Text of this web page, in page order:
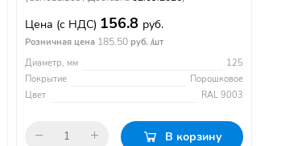
Цена (с НДС) 156.8 руб.
Розничная цена 185.50руб. /шт
Диаметр, мм
125
Покрытие
Порошковое
Цвет
RAL 9003
В корзину